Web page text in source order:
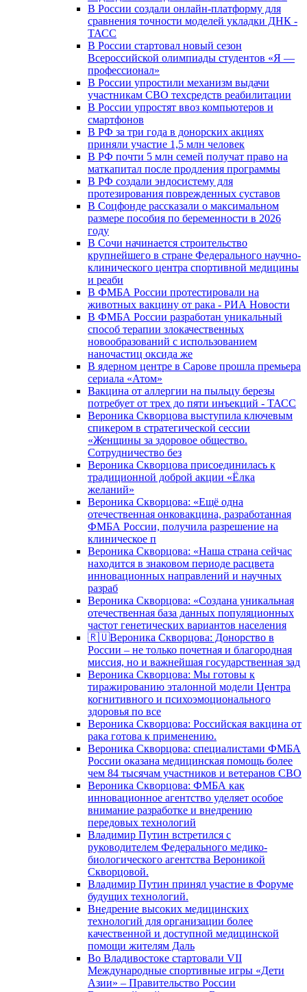
В России создали онлайн-платформу для
сравнения точности моделей укладки ДНК -
ТАСС
В России стартовал новый сезон
Всероссийской олимпиады студентов «Я —
профессионал»
В России упростили механизм выдачи
участникам СВО техсредств реабилитации
В России упростят ввоз компьютеров и
смартфонов
В РФ за три года в донорских акциях
приняли участие 1,5 млн человек
В РФ почти 5 млн семей получат право на
маткапитал после продления программы
В РФ создали эндосистему для
протезирования поврежденных суставов
В Соцфонде рассказали о максимальном
размере пособия по беременности в 2026
году
В Сочи начинается строительство
крупнейшего в стране Федерального научно-
клинического центра спортивной медицины
и реаби
В ФМБА России протестировали на
животных вакцину от рака - РИА Новости
В ФМБА России разработан уникальный
способ терапии злокачественных
новообразований с использованием
наночастиц оксида же
В ядерном центре в Сарове прошла премьера
сериала «Атом»
Вакцина от аллергии на пыльцу березы
потребует от трех до пяти инъекций - ТАСС
Вероника Скворцова выступила ключевым
спикером в стратегической сессии
«Женщины за здоровое общество.
Сотрудничество без
Вероника Скворцова присоединилась к
традиционной доброй акции «Ёлка
желаний»
Вероника Скворцова: «Ещё одна
отечественная онковакцина, разработанная
ФМБА России, получила разрешение на
клиническое п
Вероника Скворцова: «Наша страна сейчас
находится в знаковом периоде расцвета
инновационных направлений и научных
разраб
Вероника Скворцова: «Создана уникальная
отечественная база данных популяционных
частот генетических вариантов населения
🇷🇺Вероника Скворцова: Донорство в
России – не только почетная и благородная
миссия, но и важнейшая государственная зад
Вероника Скворцова: Мы готовы к
тиражированию эталонной модели Центра
когнитивного и психоэмоционального
здоровья по все
Вероника Скворцова: Российская вакцина от
рака готова к применению.
Вероника Скворцова: специалистами ФМБА
России оказана медицинская помощь более
чем 84 тысячам участников и ветеранов СВО
Вероника Скворцова: ФМБА как
инновационное агентство уделяет особое
внимание разработке и внедрению
передовых технологий
Владимир Путин встретился с
руководителем Федерального медико-
биологического агентства Вероникой
Скворцовой.
Владимир Путин принял участие в Форуме
будущих технологий.
Внедрение высоких медицинских
технологий для организации более
качественной и доступной медицинской
помощи жителям Даль
Во Владивостоке стартовали VII
Международные спортивные игры «Дети
Азии» – Правительство России